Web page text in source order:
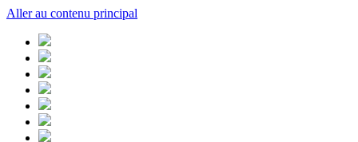
Aller au contenu principal